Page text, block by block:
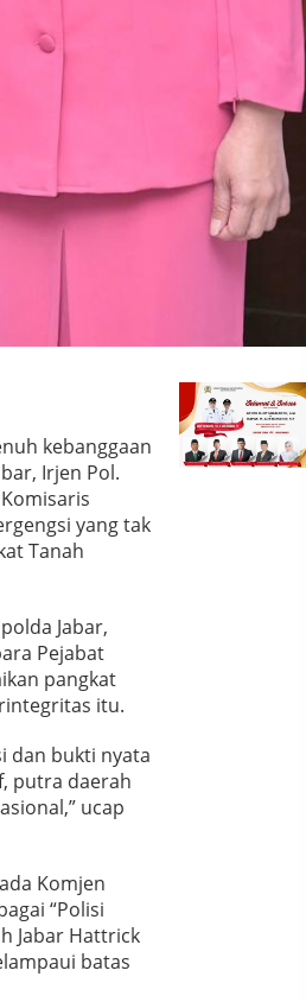
kebanggaan
Irjen Pol.
yang tak
Tanah
Jabar,
Pejabat
pangkat
itu.
dan bukti nyata
putra daerah
ucap
Komjen
“Polisi
Jabar Hattrick
batas